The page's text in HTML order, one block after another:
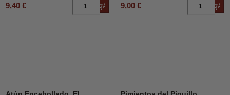
9,40 € Añadir al carrito
9,00 €
DESCUENTO